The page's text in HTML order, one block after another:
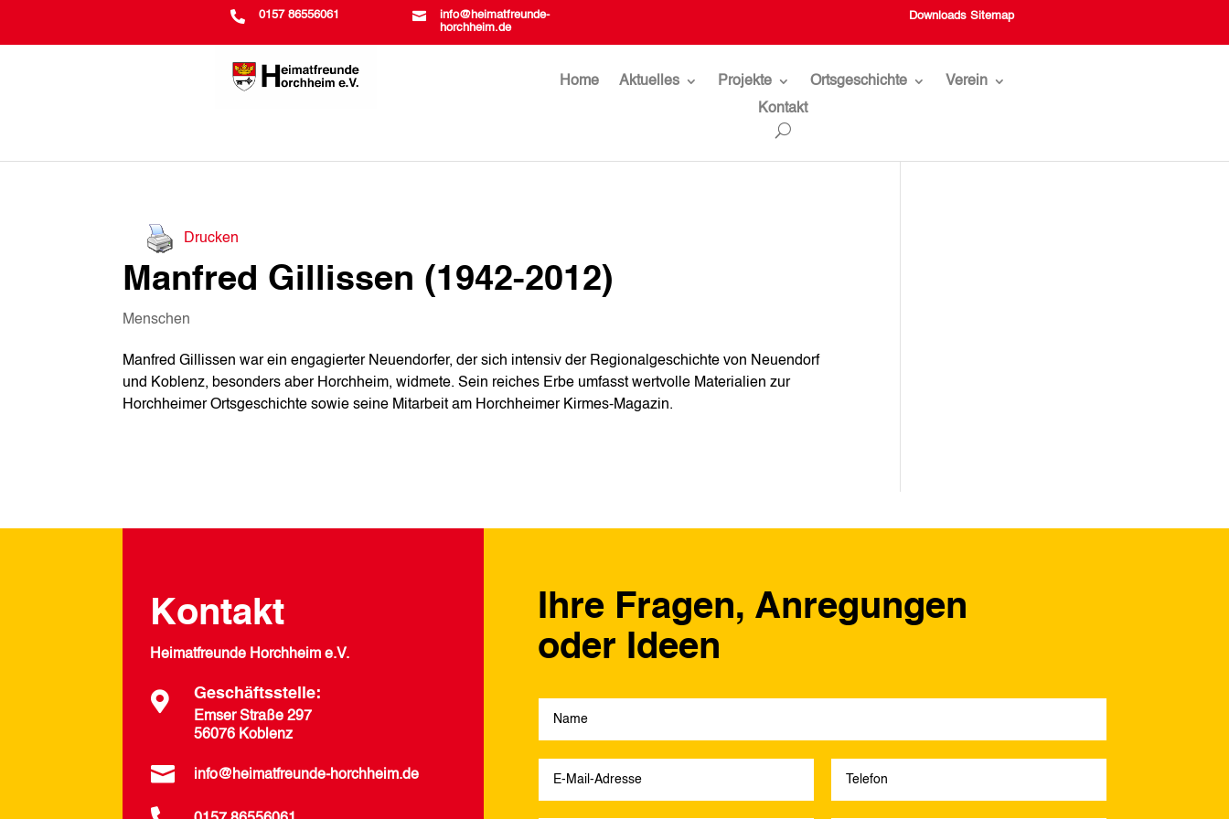
 0157 86556061 
info@heimatfreunde-
horchheim.de
Downloads Sitemap
Home Aktuelles Projekte Ortsgeschichte
Verein
Kontakt
Drucken
Manfred Gillissen (1942-2012)
Menschen
Manfred Gillissen war ein engagierter Neuendorfer, der sich intensiv der Regionalgeschichte von Neuendorf
und Koblenz, besonders aber Horchheim, widmete. Sein reiches Erbe umfasst wertvolle Materialien zur
Horchheimer Ortsgeschichte sowie seine Mitarbeit am Horchheimer Kirmes-Magazin.
Kontakt
Heimatfreunde Horchheim e.V.
 Geschäftsstelle:
Emser Straße 297
56076 Koblenz
 info@heimatfreunde-horchheim.de
Ihre Fragen, Anregungen
oder Ideen